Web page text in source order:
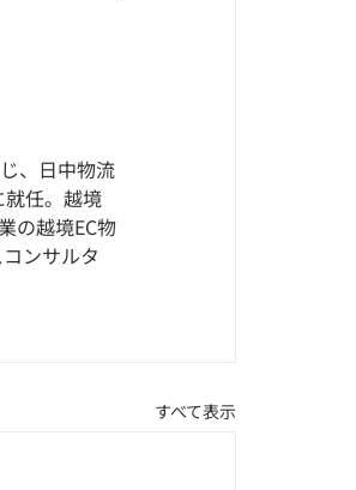
、日中物流
任。越境
の越境EC物
ンサルタ
すべて表示